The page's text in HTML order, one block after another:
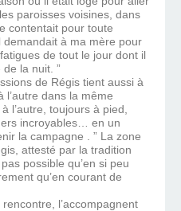
paroisses voisines, dans
contentait pour toute
demandait à ma mère pour
de tout le jour dont il
de la nuit. ”
de Régis tient aussi à
l’autre dans la même
l’autre, toujours à pied,
incroyables… en un
la campagne . ” La zone
attesté par la tradition
possible qu’en si peu
qu’en courant de
l’accompagnent